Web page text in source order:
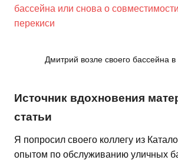
бассейна или снова о
перекиси
Дмитрий возле своего бассейна
Источник вдохновения
статьи
Я попросил своего коллегу из
опытом по обслуживанию уличных